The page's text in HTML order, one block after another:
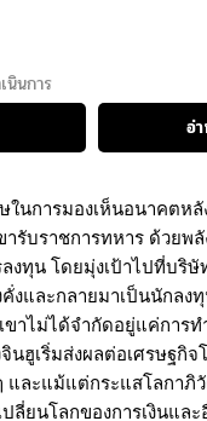
นินการ
อ่
ในการมองเห็นอนาคตหลั
รับราชการทหาร ด้วยพ
ลงทุน โดยมุ่งเป้าไปที่บริ
คั่งและกลายมาเป็นนักล
าไม่ได้จำกัดอยู่แค่การท
นฮูเริ่มส่งผลต่อเศรษฐกิจ
และแม้แต่กระแสโลกาภิ
ลี่ยนโลกของการเงินและ